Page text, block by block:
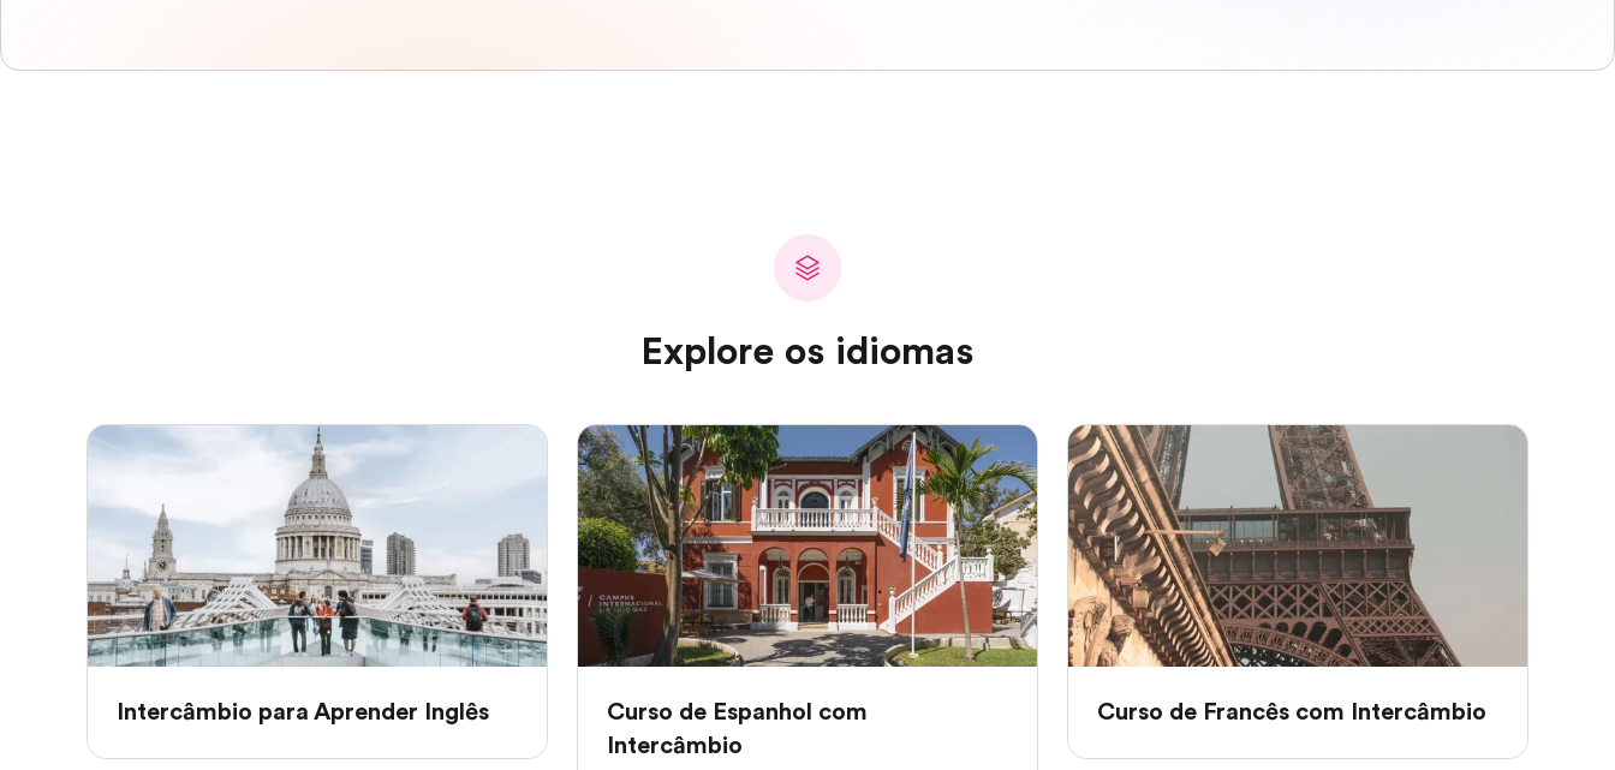
Explore os idiomas
Intercâmbio para Aprender Inglês
Curso de Espanhol com
Intercâmbio
Curso de Francês com Intercâmbio